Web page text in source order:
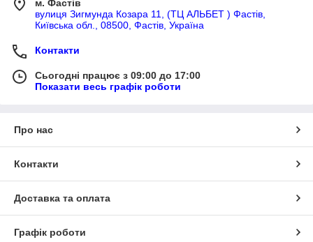
м. Фастів
вулиця Зигмунда Козара 11, (ТЦ АЛЬБЕТ ) Фастів,
Київська обл., 08500, Фастів, Україна
Контакти
Сьогодні працює з 09:00 до 17:00
Показати весь графік роботи
Про нас
Контакти
Доставка та оплата
Графік роботи